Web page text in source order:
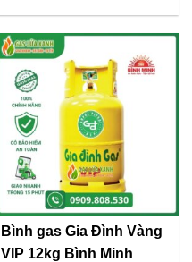
Bình gas Gia Đình Vàng
VIP 12kg Bình Minh